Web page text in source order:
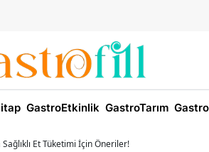
GastroEtkinlik GastroTarım
Et Tüketimi İçin Öneriler!